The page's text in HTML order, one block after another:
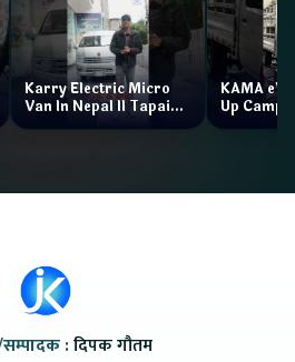
Karry Electric Micro
Van In Nepal II Tapaiko
KAMA eV
Up Camp
:दिपक गौतम